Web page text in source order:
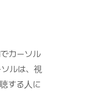
カーソル
ルは、視
する人に